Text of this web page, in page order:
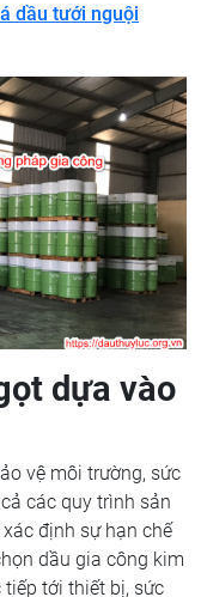
dầu tưới nguội
dựa vào
vệ môi trường, sức
các quy trình sản
định sự hạn chế
dầu gia công kim
tới thiết bị, sức